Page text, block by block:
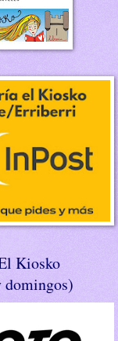
Kiosko
domingos)